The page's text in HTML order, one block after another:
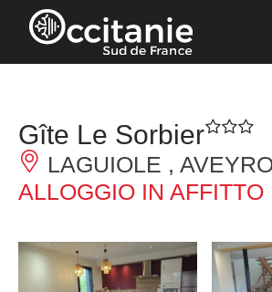
Pannello di gestione dei cookies
Gîte Le Sorbier
LAGUIOLE ,
ALLOGGIO IN AFFITTO